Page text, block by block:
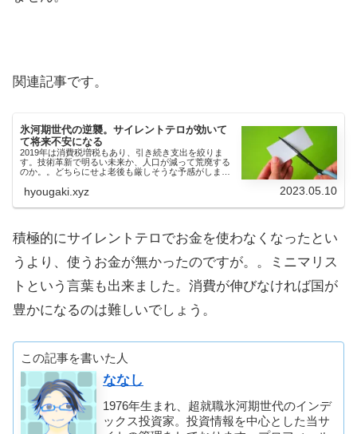
関連記事です。
氷河期世代の逆襲。サイレントテロが効いて
て将来不安になる
2019年は消費税増税もあり、引き続き支出を絞りま
す。技術革新で明るい未来か、人口が減って荒廃する
のか。。どちらにせよ老後も厳しそうな予感がしま
hyougaki.xyz 2023.05.10
積極的にサイレントテロでお金を使わなくなったとい
うより、使うお金が無かったのですが。。ミニマリス
トという言葉も出来ました。消費が伸びなければ国が
豊かになるのは難しいでしょう。
この記事を書いた人
ななし
1976年生まれ、超就職氷河期世代のインデ
ックス投資家。投資情報を中心とした当サ